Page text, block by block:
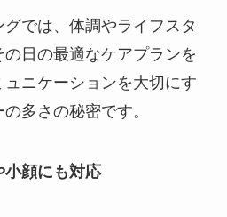
では、体調やライフスタ
日の最適なケアプランを
ニケーションを大切にす
多さの秘密です。
小顔にも対応